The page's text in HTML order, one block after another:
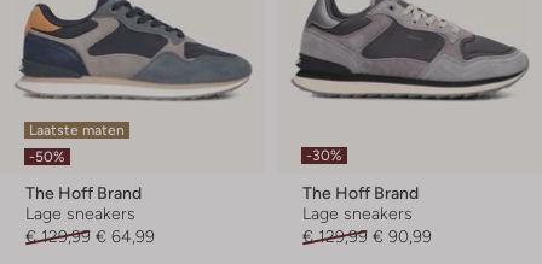
Laatste maten
-50%
The Hoff Brand
Lage sneakers
€ 129,99 € 64,99
-30%
The Hoff Brand
Lage sneakers
€ 129,99 € 90,99